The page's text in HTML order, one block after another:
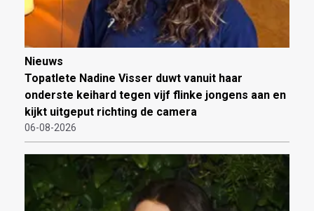
Nieuws
Topatlete Nadine Visser duwt vanuit haar
onderste keihard tegen vijf flinke jongens aan en
kijkt uitgeput richting de camera
06-08-2026